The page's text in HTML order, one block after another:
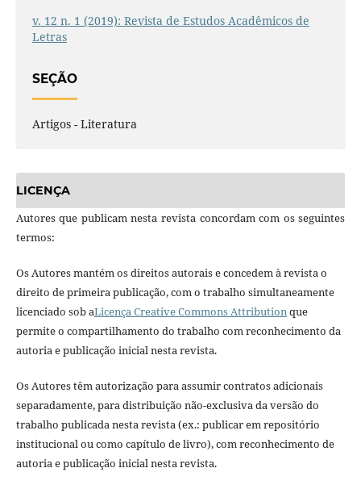
v. 12 n. 1 (2019): Revista de Estudos Acadêmicos de
Letras
SEÇÃO
Artigos - Literatura
LICENÇA
Autores que publicam nesta revista concordam com os seguintes
termos:
Os Autores mantém os direitos autorais e concedem à revista o
direito de primeira publicação, com o trabalho simultaneamente
licenciado sob aLicença Creative Commons Attributionque
permite o compartilhamento do trabalho com reconhecimento da
autoria e publicação inicial nesta revista.
Os Autores têm autorização para assumir contratos adicionais
separadamente, para distribuição não-exclusiva da versão do
trabalho publicada nesta revista (ex.: publicar em repositório
institucional ou como capítulo de livro), com reconhecimento de
autoria e publicação inicial nesta revista.